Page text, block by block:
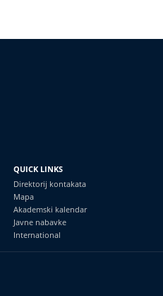
QUICK LINKS
Direktorij kontakata
Mapa
Akademski kalendar
Javne nabavke
International